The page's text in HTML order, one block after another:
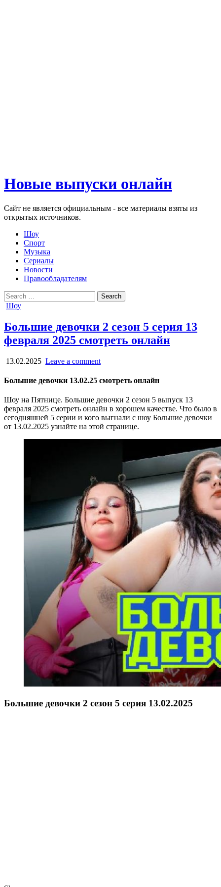
Новые выпуски онлайн
Сайт не является официальным - все материалы взяты из
открытых источников.
Шоу
Спорт
Музыка
Сериалы
Новости
Правообладателям
Search
for:
Posted
Шоу
Большие девочки 2 сезон 5 серия 13
февраля 2025 смотреть онлайн
13.02.2025 Leave a comment
Большие девочки 13.02.25 смотреть онлайн
Шоу на Пятнице. Большие девочки 2 сезон 5 выпуск 13
февраля 2025 смотреть онлайн в хорошем качестве. Что было в
сегодняшней 5 серии и кого выгнали с шоу Большие девочки
от 13.02.2025 узнайте на этой странице.
Большие девочки 2 сезон 5 серия 13.02.2025